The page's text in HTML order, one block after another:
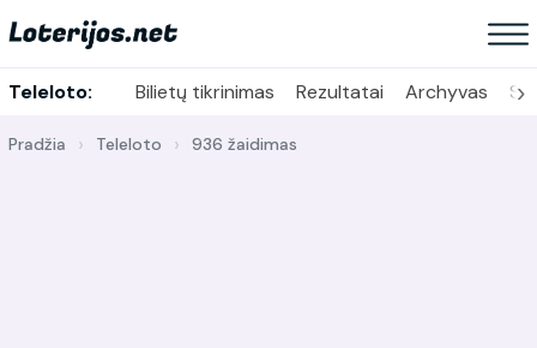
Teleloto: Bilietų tikrinimas Rezultatai Archyvas ›
Pradžia Teleloto 936 žaidimas